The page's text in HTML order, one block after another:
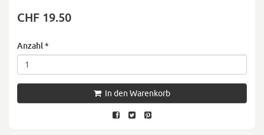
CHF 19.50
Anzahl *
In den Warenkorb